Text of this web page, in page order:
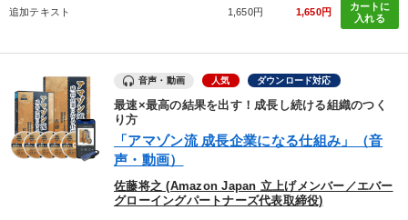
追加テキスト 1,650円 1,650円
カートに
入れる
音声・動画 人気 ダウンロード対応
最速×最高の結果を出す！成長し続ける組織のつく
り方
「アマゾン流 成長企業になる仕組み」（音
声・動画）
佐藤将之 (Amazon Japan 立上げメンバー／エバー
グローイングパートナーズ代表取締役)